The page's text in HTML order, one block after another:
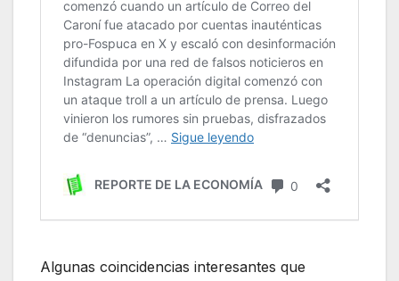
Algunas coincidencias interesantes que